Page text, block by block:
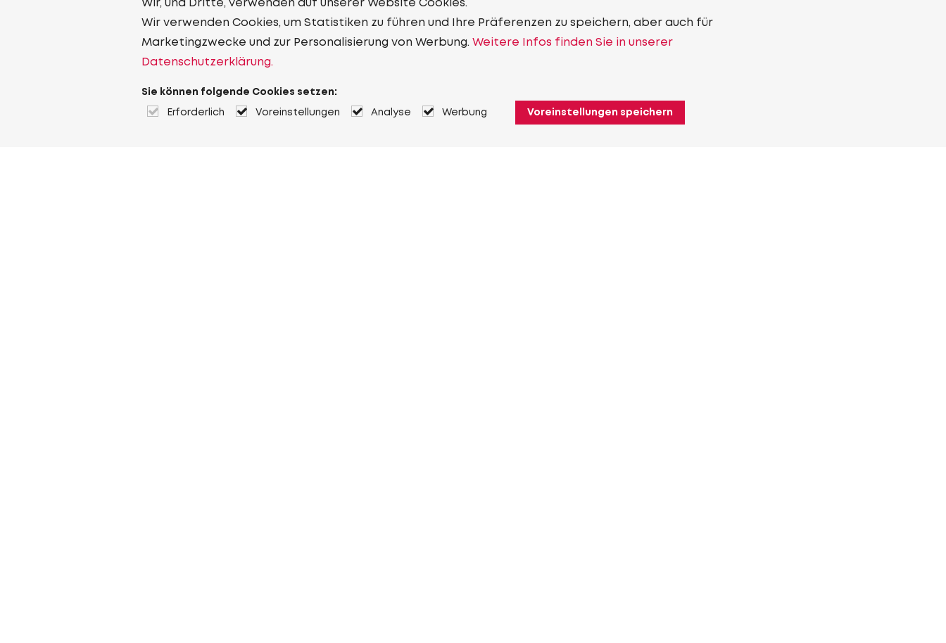
Wir, und Dritte, verwenden auf unserer Website Cookies.
Wir verwenden Cookies, um Statistiken zu führen und Ihre Präferenzen zu speichern, aber auch für
Marketingzwecke und zur Personalisierung von Werbung. Weitere Infos finden Sie in unserer
Datenschutzerklärung.
Sie können folgende Cookies setzen:
Erforderlich Voreinstellungen Analyse Werbung Voreinstellungen speichern